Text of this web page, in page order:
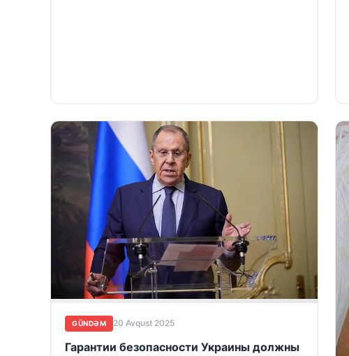
GÜNDƏM 20 Avqust 2025
Гарантии безопасности Украины должны